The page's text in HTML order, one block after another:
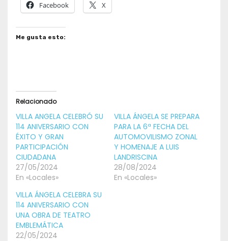
Facebook X
Me gusta esto:
Relacionado
VILLA ANGELA CELEBRÓ SU
114 ANIVERSARIO CON
ÉXITO Y GRAN
PARTICIPACIÓN
CIUDADANA
27/05/2024
En «Locales»
VILLA ÁNGELA SE PREPARA
PARA LA 6ª FECHA DEL
AUTOMOVILISMO ZONAL
Y HOMENAJE A LUIS
LANDRISCINA
28/08/2024
En «Locales»
VILLA ÁNGELA CELEBRA SU
114 ANIVERSARIO CON
UNA OBRA DE TEATRO
EMBLEMÁTICA
22/05/2024